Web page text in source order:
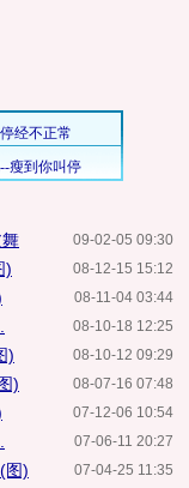
09-02-05 09:30
08-12-15 15:12
)
08-11-04 03:44
08-10-18 12:25
08-10-12 09:29
)
08-07-16 07:48
)
07-12-06 10:54
07-06-11 20:27
07-04-25 11:35
图)